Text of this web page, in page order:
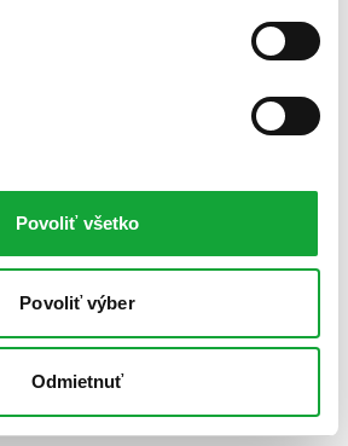
Povoliť všetko
Povoliť výber
Odmietnuť